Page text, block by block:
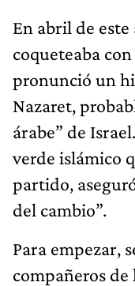
En abril de
coqueteaba
pronunció un
Nazaret,
árabe” de
verde islámico
partido,
del cambio”.
Para empezar,
compañeros